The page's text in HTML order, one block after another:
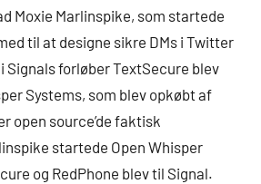
Moxie Marlinspike, som startede
til at designe sikre DMs i Twitter
Signals forløber TextSecure blev
Systems, som blev opkøbt af
open source’de faktisk
startede Open Whisper
og RedPhone blev til Signal.